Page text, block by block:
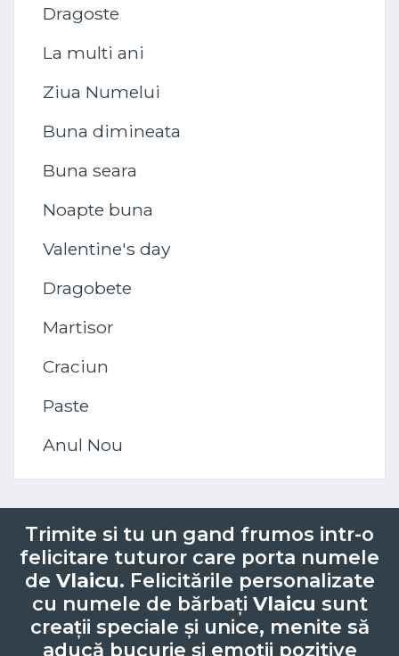
Dragoste
La multi ani
Ziua Numelui
Buna dimineata
Buna seara
Noapte buna
Valentine's day
Dragobete
Martisor
Craciun
Paste
Anul Nou
Trimite si tu un gand frumos intr-o
felicitare tuturor care porta numele
de Vlaicu. Felicitările personalizate
cu numele de bărbați Vlaicu sunt
creații speciale și unice, menite să
aducă bucurie și emoții pozitive